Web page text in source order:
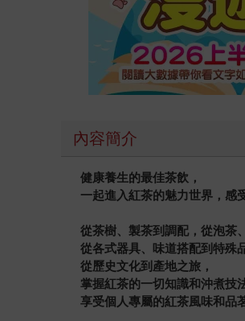
內容簡介
健康養生的最佳茶飲，
一起進入紅茶的魅力世界，感
從茶樹、製茶到調配，從泡茶
從各式器具、味道搭配到特殊
從歷史文化到產地之旅，
掌握紅茶的一切知識和沖煮技
享受個人專屬的紅茶風味和品